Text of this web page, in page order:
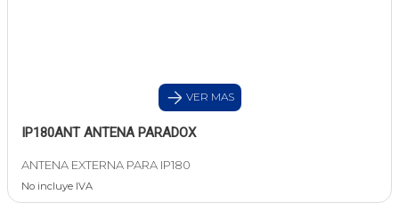
VER MAS
IP180ANT ANTENA PARADOX
ANTENA EXTERNA PARA IP180
No incluye IVA